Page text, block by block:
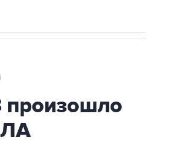
произошло